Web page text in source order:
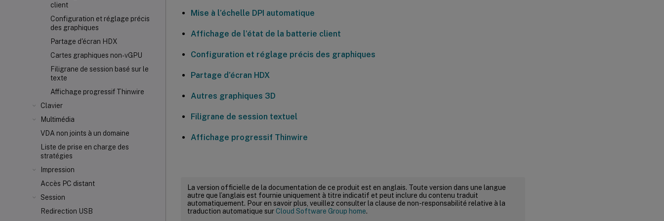
client
Configuration et réglage précis
des graphiques
Partage d'écran HDX
Cartes graphiques non-vGPU
Filigrane de session basé sur le
texte
Affichage progressif Thinwire
Clavier
Multimédia
VDA non joints à un domaine
Liste de prise en charge des
stratégies
Impression
Accès PC distant
Session
Redirection USB
Mise à l’échelle DPI automatique
Affichage de l’état de la batterie client
Configuration et réglage précis des graphiques
Partage d’écran HDX
Autres graphiques 3D
Filigrane de session textuel
Affichage progressif Thinwire
La version officielle de la documentation de ce produit est en anglais. Toute version dans une langue
autre que l’anglais est fournie uniquement à titre indicatif et peut inclure du contenu traduit
automatiquement. Pour en savoir plus, veuillez consulter la clause de non-responsabilité relative à la
traduction automatique surCloud Software Group home.